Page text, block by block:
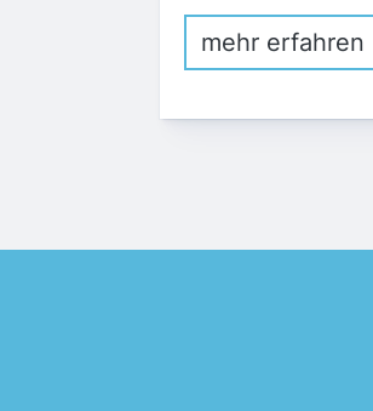
mehr erfahren